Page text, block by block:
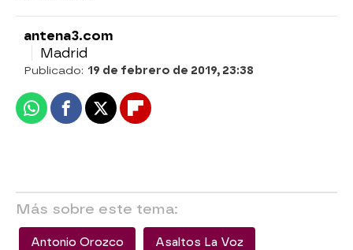
antena3.com
Madrid
Publicado: 19 de febrero de 2019, 23:38
WhatsappFacebook
X Flipboard
Más sobre este tema:
Antonio Orozco Asaltos La Voz